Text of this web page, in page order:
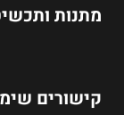
מתנות
קישורים